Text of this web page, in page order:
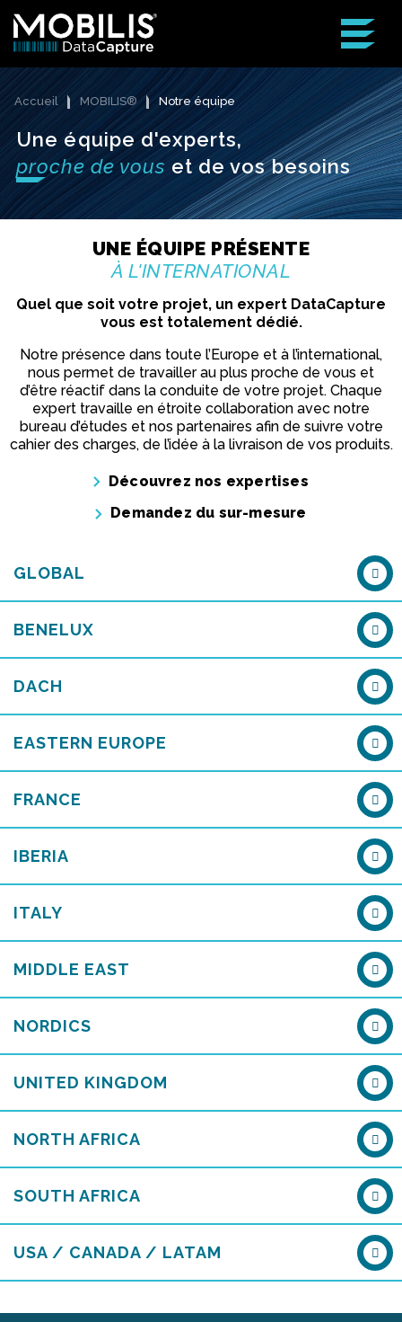
Accueil MOBILIS® Notre équipe
Une équipe d'experts,
proche de vous et de vos besoins
UNE ÉQUIPE PRÉSENTE
À L'INTERNATIONAL
Quel que soit votre projet, un expert DataCapture
vous est totalement dédié.
Notre présence dans toute l’Europe et à l’international,
nous permet de travailler au plus proche de vous et
d’être réactif dans la conduite de votre projet. Chaque
expert travaille en étroite collaboration avec notre
bureau d’études et nos partenaires afin de suivre votre
cahier des charges, de l’idée à la livraison de vos produits.
Découvrez nos expertises
Demandez du sur-mesure
GLOBAL
BENELUX
DACH
EASTERN EUROPE
FRANCE
IBERIA
ITALY
MIDDLE EAST
NORDICS
UNITED KINGDOM
NORTH AFRICA
SOUTH AFRICA
USA / CANADA / LATAM